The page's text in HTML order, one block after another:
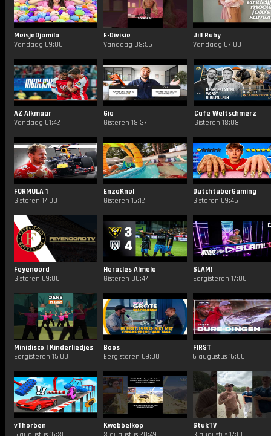
MeisjeDjamila
Vandaag 09:00
E-Divisie
Vandaag 08:55
Jill Ruby
Vandaag 07:00
AZ Alkmaar
Vandaag 01:42
Gio
Gisteren 18:37
Cafe Weltschmerz
Gisteren 18:08
FORMULA 1
Gisteren 17:00
EnzoKnol
Gisteren 16:12
DutchtuberGaming
Gisteren 09:45
Feyenoord
Gisteren 09:00
Heracles Almelo
Gisteren 00:47
SLAM!
Eergisteren 17:00
Minidisco | Kinderliedjes
Eergisteren 15:00
Boos
Eergisteren 09:00
FIRST
6 augustus 16:00
vThorben
Kwebbelkop
StukTV